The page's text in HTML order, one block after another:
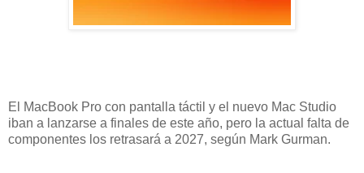
El MacBook Pro con pantalla táctil y el nuevo Mac Studio
iban a lanzarse a finales de este año, pero la actual falta de
componentes los retrasará a 2027, según Mark Gurman.